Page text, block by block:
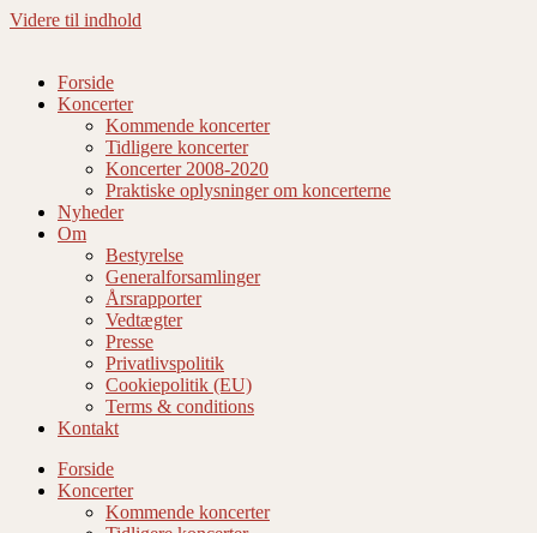
Videre til indhold
Forside
Koncerter
Kommende koncerter
Tidligere koncerter
Koncerter 2008-2020
Praktiske oplysninger om koncerterne
Nyheder
Om
Bestyrelse
Generalforsamlinger
Årsrapporter
Vedtægter
Presse
Privatlivspolitik
Cookiepolitik (EU)
Terms & conditions
Kontakt
Forside
Koncerter
Kommende koncerter